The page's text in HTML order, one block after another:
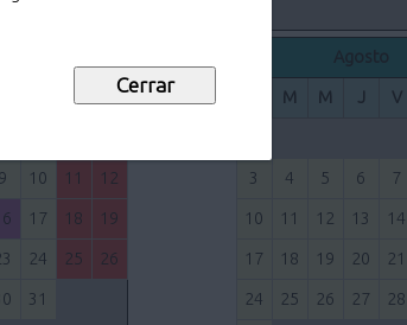
S
9 10 11 12
17 18 19
24 25 26
31
M M J V
3 4 5 6 7
10 11 12 13 14
17 18 19 20 21
24 25 26 27 28